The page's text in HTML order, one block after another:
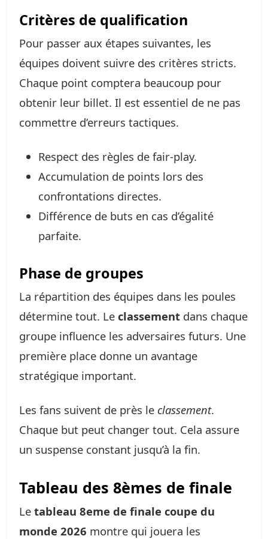
Critères de qualification
Pour passer aux étapes suivantes, les
équipes doivent suivre des critères stricts.
Chaque point comptera beaucoup pour
obtenir leur billet. Il est essentiel de ne pas
commettre d’erreurs tactiques.
Respect des règles de fair-play.
Accumulation de points lors des
confrontations directes.
Différence de buts en cas d’égalité
parfaite.
Phase de groupes
La répartition des équipes dans les poules
détermine tout. Le classement dans chaque
groupe influence les adversaires futurs. Une
première place donne un avantage
stratégique important.
Les fans suivent de près le classement.
Chaque but peut changer tout. Cela assure
un suspense constant jusqu’à la fin.
Tableau des 8èmes de finale
Le tableau 8eme de finale coupe du
monde 2026 montre qui jouera les